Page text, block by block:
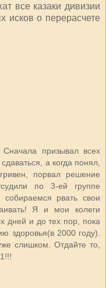
все казаки дивизии
исков о перерасчете
призывал всех
а когда понял,
порвал решение
по 3-ей группе
рвать свои
Я и мои колеги
дней и до тех пор, пока
здоровья(в 2000 году).
слишком. Отдайте то,